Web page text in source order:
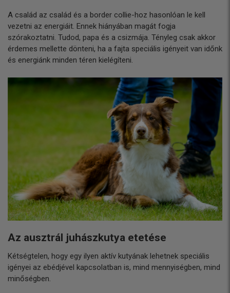
A család az család és a border collie-hoz hasonlóan le kell
vezetni az energiáit. Ennek hiányában magát fogja
szórakoztatni. Tudod, papa és a csizmája. Tényleg csak akkor
érdemes mellette dönteni, ha a fajta speciális igényeit van időnk
és energiánk minden téren kielégíteni.
Az ausztrál juhászkutya etetése
Kétségtelen, hogy egy ilyen aktív kutyának lehetnek speciális
igényei az ebédjével kapcsolatban is, mind mennyiségben, mind
minőségben.